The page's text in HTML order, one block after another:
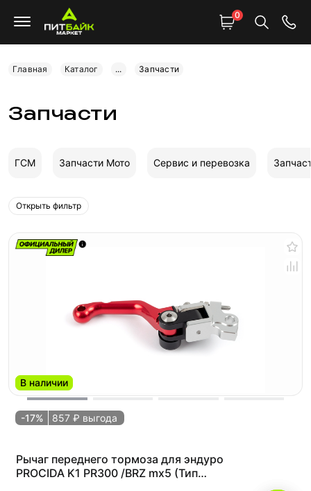
0
Главная Каталог ... Запчасти
Запчасти
ГСМ Запчасти Мото Сервис и перевозка
Открыть фильтр
В наличии
-17% 857 ₽ выгода
Рычаг переднего тормоза для эндуро
PROCIDA K1 PR300 /BRZ mx5 (Тип